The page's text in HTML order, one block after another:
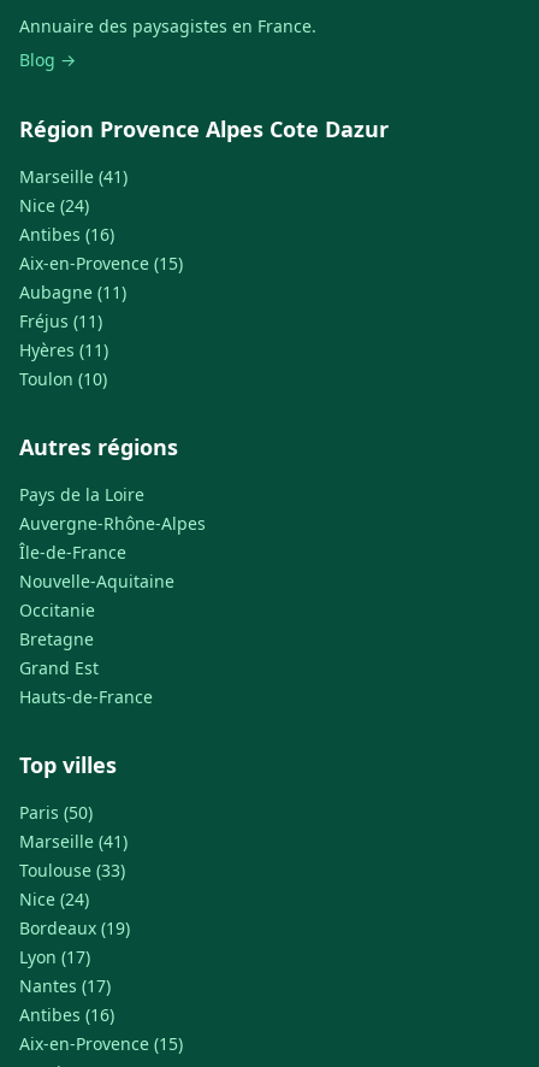
Annuaire des paysagistes en France.
Blog →
Région Provence Alpes Cote Dazur
Marseille (41)
Nice (24)
Antibes (16)
Aix-en-Provence (15)
Aubagne (11)
Fréjus (11)
Hyères (11)
Toulon (10)
Autres régions
Pays de la Loire
Auvergne-Rhône-Alpes
Île-de-France
Nouvelle-Aquitaine
Occitanie
Bretagne
Grand Est
Hauts-de-France
Top villes
Paris (50)
Marseille (41)
Toulouse (33)
Nice (24)
Bordeaux (19)
Lyon (17)
Nantes (17)
Antibes (16)
Aix-en-Provence (15)